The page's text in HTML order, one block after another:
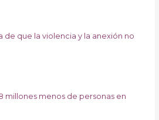
de que la violencia y la anexión no
millones menos de personas en